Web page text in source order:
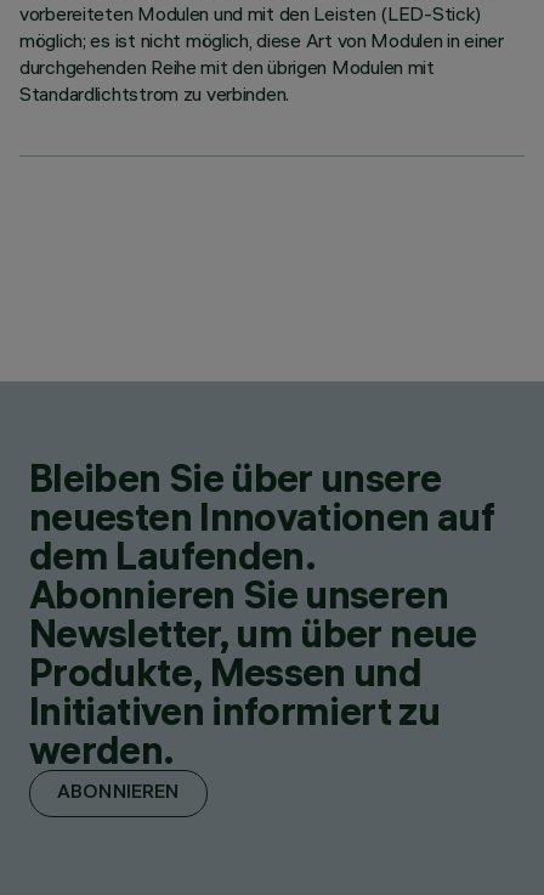
vorbereiteten Modulen und mit den Leisten (LED-Stick)
möglich; es ist nicht möglich, diese Art von Modulen in einer
durchgehenden Reihe mit den übrigen Modulen mit
Standardlichtstrom zu verbinden.
Bleiben Sie über unsere
neuesten Innovationen auf
dem Laufenden.
Abonnieren Sie unseren
Newsletter, um über neue
Produkte, Messen und
Initiativen informiert zu
werden.
ABONNIEREN